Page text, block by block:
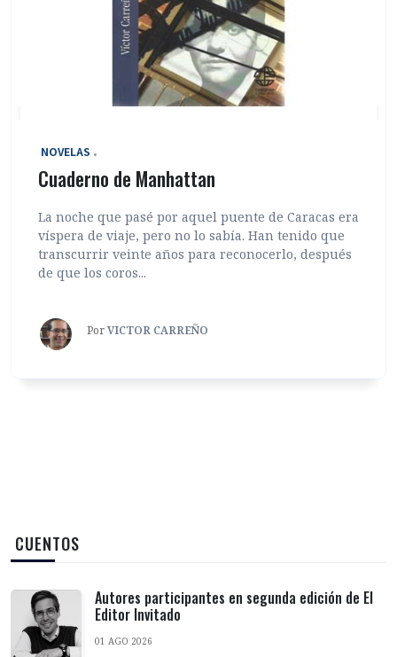
‎ NOVELAS
Cuaderno de Manhattan
La noche que pasé por aquel puente de Caracas era
víspera de viaje, pero no lo sabía. Han tenido que
transcurrir veinte años para reconocerlo, después
de que los coros...
PorVICTOR CARREÑO
‎ CUENTOS
Autores participantes en segunda edición de El
Editor Invitado
01 AGO 2026